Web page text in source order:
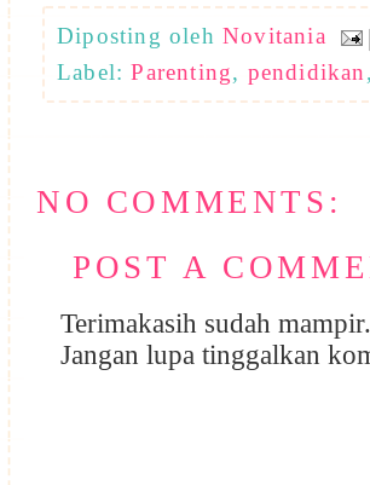
Diposting oleh Novitania
Label:Parenting, pendidikan
NO COMMENTS:
POST A
Terimakasih sudah
Jangan lupa tinggalkan